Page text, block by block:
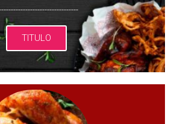
G
A
C
I
Ó
N
TITULO